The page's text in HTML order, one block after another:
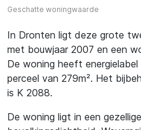
Geschatte woningwaarde
In Dronten ligt deze grote
met bouwjaar 2007 en een
De woning heeft
perceel van 279m². Het
is K 2088.
De woning ligt in een